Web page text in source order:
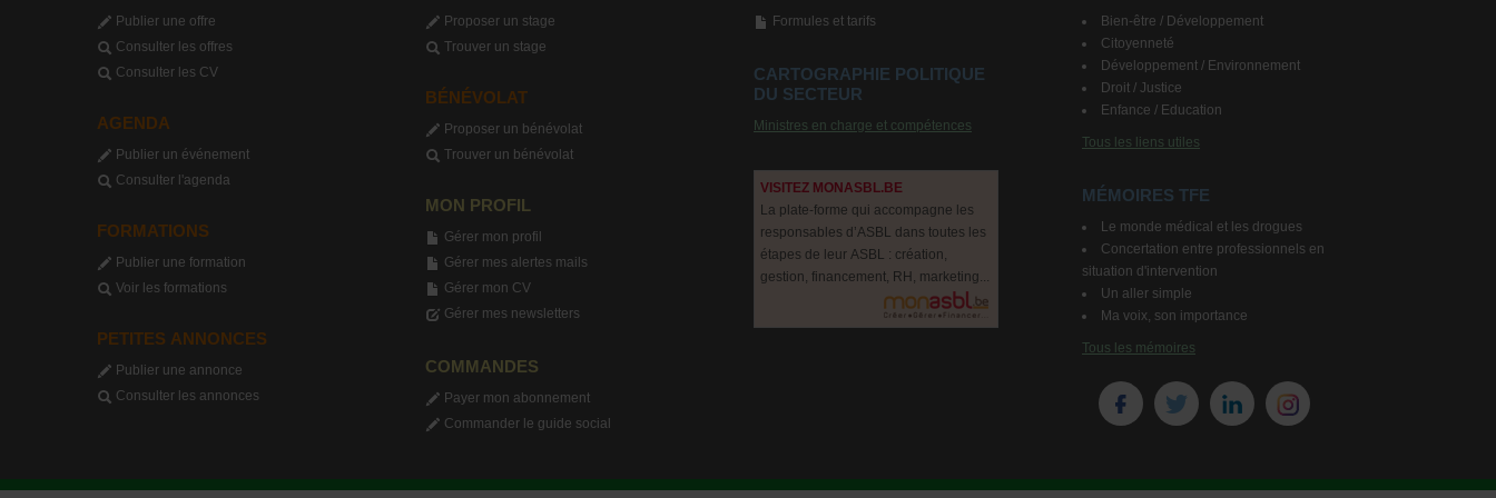
Publier une offre
Consulter les offres
Consulter les CV
AGENDA
Publier un événement
Consulter l'agenda
FORMATIONS
Publier une formation
Voir les formations
PETITES ANNONCES
Publier une annonce
Consulter les annonces
Proposer un stage
Trouver un stage
BÉNÉVOLAT
Proposer un bénévolat
Trouver un bénévolat
MON PROFIL
Gérer mon profil
Gérer mes alertes mails
Gérer mon CV
Gérer mes newsletters
COMMANDES
Payer mon abonnement
Commander le guide social
Formules et tarifs
CARTOGRAPHIE POLITIQUE
DU SECTEUR
Ministres en charge et compétences
VISITEZ MONASBL.BE
La plate-forme qui accompagne les
responsables d’ASBL dans toutes les
étapes de leur ASBL : création,
gestion, financement, RH, marketing...
Bien-être / Développement
Citoyenneté
Développement / Environnement
Droit / Justice
Enfance / Education
Tous les liens utiles
MÉMOIRES TFE
Le monde médical et les drogues
Concertation entre professionnels en
situation d'intervention
Un aller simple
Ma voix, son importance
Tous les mémoires